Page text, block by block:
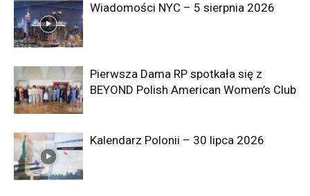
Wiadomości NYC – 5 sierpnia 2026
Pierwsza Dama RP spotkała się z
BEYOND Polish American Women’s Club
Kalendarz Polonii – 30 lipca 2026